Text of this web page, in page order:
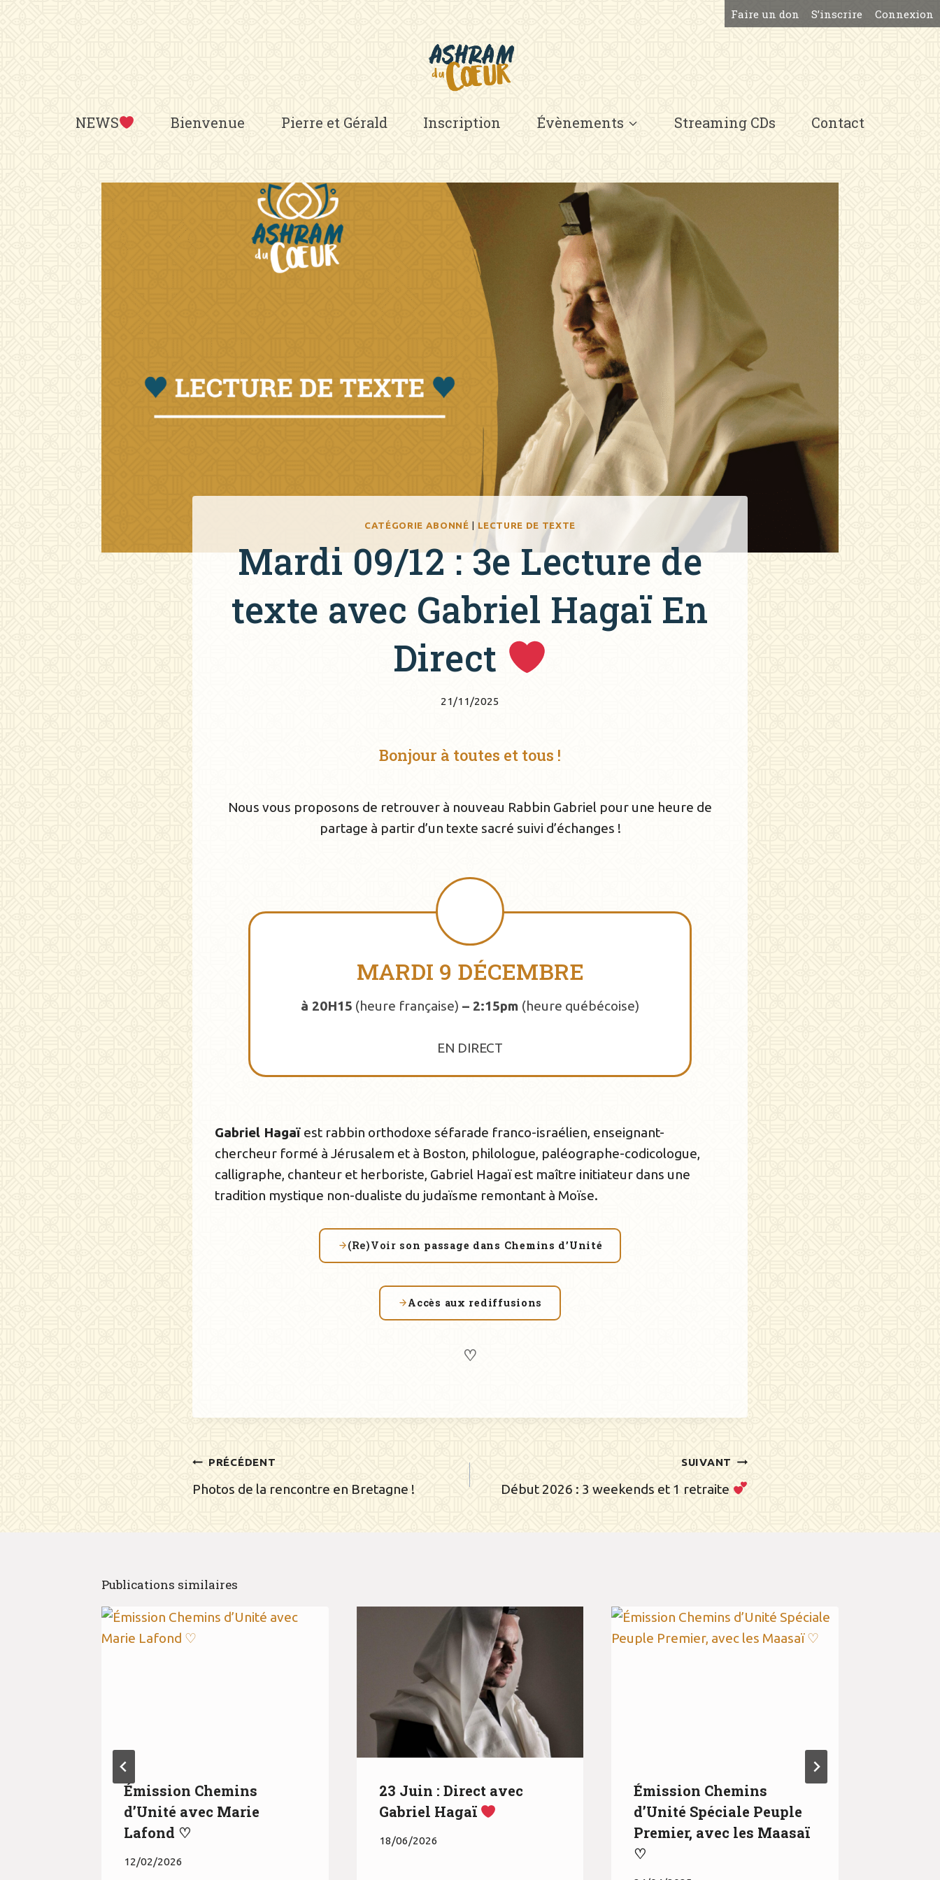
Faire un don S’inscrire Connexion
NEWS Bienvenue Pierre et Gérald Inscription Évènements Streaming CDs Contact
CATÉGORIE ABONNÉ | LECTURE DE TEXTE
Mardi 09/12 : 3e Lecture de
texte avec Gabriel Hagaï En
Direct
21/11/2025
Bonjour à toutes et tous !
Nous vous proposons de retrouver à nouveau Rabbin Gabriel pour une heure de
partage à partir d’un texte sacré suivi d’échanges !
MARDI 9 DÉCEMBRE
à 20H15 (heure française) – 2:15pm (heure québécoise)
EN DIRECT
Gabriel Hagaï est rabbin orthodoxe séfarade franco-israélien, enseignant-
chercheur formé à Jérusalem et à Boston, philologue, paléographe-codicologue,
calligraphe, chanteur et herboriste, Gabriel Hagaï est maître initiateur dans une
tradition mystique non-dualiste du judaïsme remontant à Moïse.
(Re)Voir son passage dans Chemins d’Unité
Accès aux rediffusions
♡
Navigation
de
l’article
PRÉCÉDENT
Photos de la rencontre en Bretagne !
SUIVANT
Début 2026 : 3 weekends et 1 retraite
Publications similaires
Émission Chemins
d’Unité avec Marie
Lafond ♡
12/02/2026
23 Juin : Direct avec
Gabriel Hagaï
18/06/2026
Émission Chemins
d’Unité Spéciale Peuple
Premier, avec les Maasaï
♡